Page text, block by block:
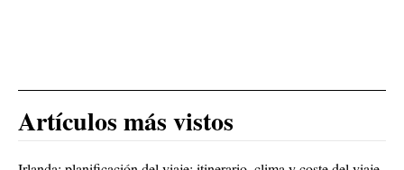
Artículos más vistos